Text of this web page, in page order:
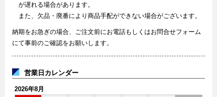
が遅れる場合があります。
また、欠品・廃番により商品手配ができない場合がございます。
納期をお急ぎの場合、ご注文前にお電話もしくはお問合せフォーム
にて事前のご確認をお願いします。
営業日カレンダー
2026年8月